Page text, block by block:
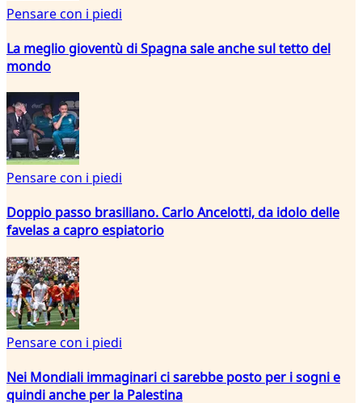
Pensare con i piedi
La meglio gioventù di Spagna sale anche sul tetto del
mondo
Pensare con i piedi
Doppio passo brasiliano. Carlo Ancelotti, da idolo delle
favelas a capro espiatorio
Pensare con i piedi
Nei Mondiali immaginari ci sarebbe posto per i sogni e
quindi anche per la Palestina